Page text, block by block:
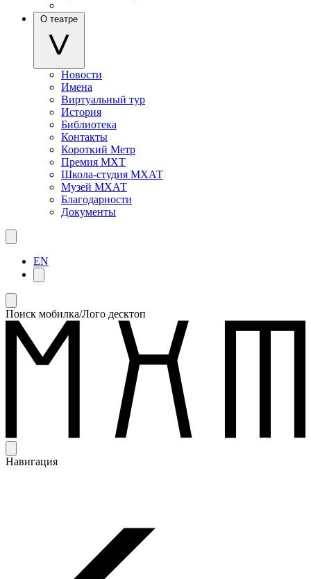
О театре
Новости
Имена
Виртуальный тур
История
Библиотека
Контакты
Короткий Метр
Премия МХТ
Школа-студия МХАТ
Музей МХАТ
Благодарности
Документы
EN
Поиск мобилка/Лого десктоп
Навигация